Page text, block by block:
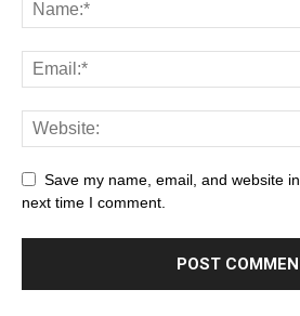
Save my name, email, and website
next time I comment.